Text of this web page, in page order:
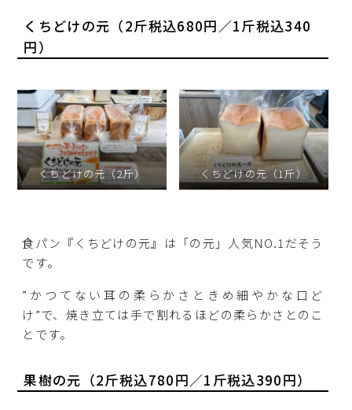
くちどけの元（2斤税込680円／1斤税込340
円）
くちどけの元（2斤） くちどけの元（1斤）
食パン『くちどけの元』は「の元」人気NO.1だそう
です。
”かつてない耳の柔らかさときめ細やかな口ど
け”で、焼き立ては手で割れるほどの柔らかさとのこ
とです。
果樹の元（2斤税込780円／1斤税込390円）